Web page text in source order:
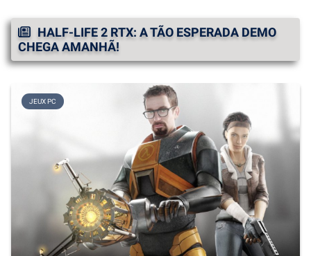
HALF-LIFE 2 RTX: A TÃO ESPERADA DEMO
CHEGA AMANHÃ!
JEUX PC